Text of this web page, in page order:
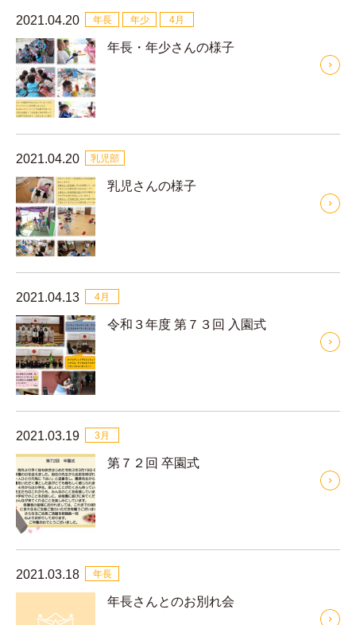
2021.04.20 年長 年少 4月
年長・年少さんの様子
2021.04.20 乳児部
乳児さんの様子
2021.04.13 4月
令和３年度 第７３回 入園式
2021.03.19 3月
第７２回 卒園式
2021.03.18 年長
年長さんとのお別れ会